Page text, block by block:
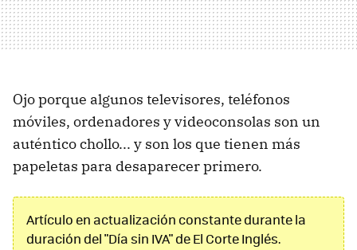
Ojo porque algunos televisores, teléfonos
móviles, ordenadores y videoconsolas son un
auténtico chollo... y son los que tienen más
papeletas para desaparecer primero.
Artículo en actualización constante durante la
duración del "Día sin IVA" de El Corte Inglés.